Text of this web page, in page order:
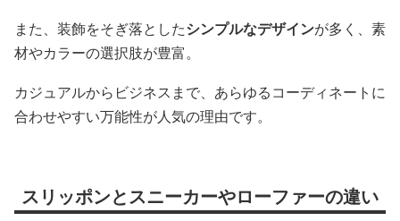
また、装飾をそぎ落としたシンプルなデザインが多く、素
材やカラーの選択肢が豊富。
カジュアルからビジネスまで、あらゆるコーディネートに
合わせやすい万能性が人気の理由です。
スリッポンとスニーカーやローファーの違い